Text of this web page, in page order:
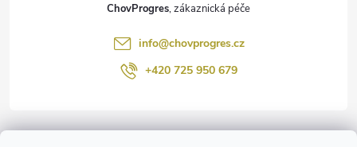
ChovProgres
info@chovprogres.cz
+420 725 950 679